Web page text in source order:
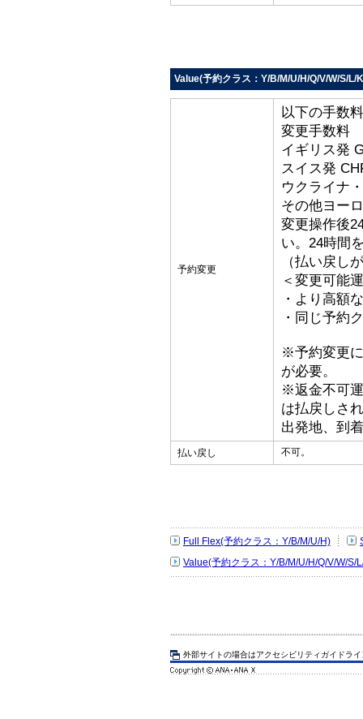
Value(予約クラス：Y/B/M/U/H/Q/V/W/S/L/
予約変更
以下の手数
変更手数料
イギリス発
スイス発
ウクライナ
その他ヨー
変更操作後
い。24時間
（払い戻し
＜変更可能
・より高額
・同じ予約
※予約変更
が必要。
※返金不可
は払戻しさ
出発地、到
払い戻し 不可。
Full Flex(予約クラス：Y/B/M/U/H)
Value(予約クラス：Y/B/M/U/H/Q/V/W/S/
外部サイトの場合はアクセシビリティガイドラ